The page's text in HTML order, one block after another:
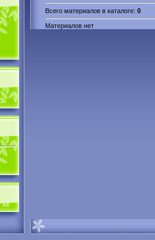
Всего материалов в каталоге: 0
Материалов нет